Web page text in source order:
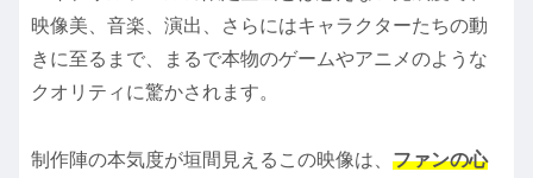
映像美、音楽、演出、さらにはキャラクターたちの動
きに至るまで、まるで本物のゲームやアニメのような
クオリティに驚かされます。
制作陣の本気度が垣間見えるこの映像は、 ファンの心